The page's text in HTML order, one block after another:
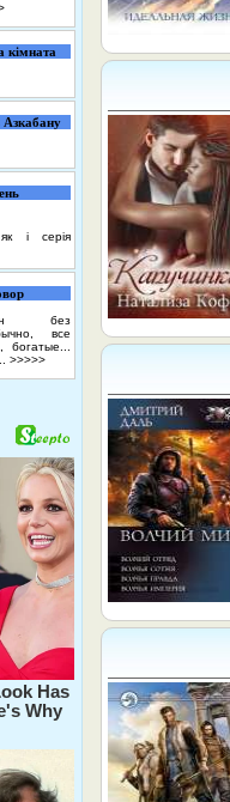
кімната
Азкабану
і серія
без
все
>>>>>
Has
Why